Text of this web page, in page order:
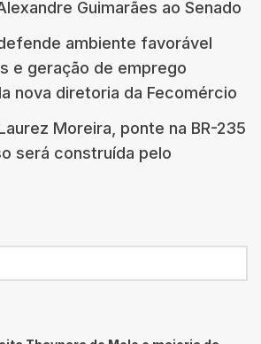
Guimarães ao Senado
ambiente favorável
e geração de emprego
nova diretoria da Fecomércio
Moreira, ponte na BR-235
será construída pelo